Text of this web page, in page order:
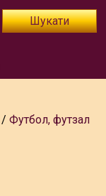
Шукати
Футбол, футзал